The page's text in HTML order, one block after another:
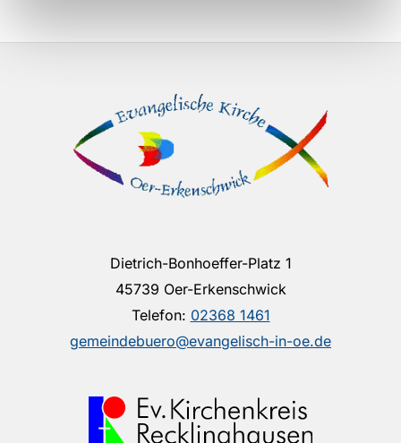
Dietrich-Bonhoeffer-Platz 1
45739 Oer-Erkenschwick
Telefon: 02368 1461
gemeindebuero@evangelisch-in-oe.de